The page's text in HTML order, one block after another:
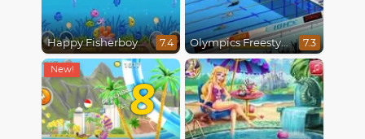
Happy Fisherboy 7.4 Olympics Freestyle 7.3
8